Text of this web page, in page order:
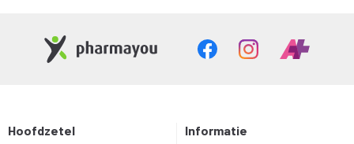
Hoofdzetel Informatie